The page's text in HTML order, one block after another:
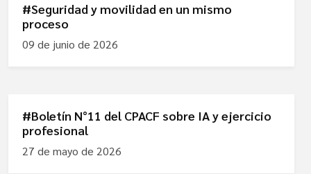
#Seguridad y movilidad en un mismo
proceso
09 de junio de 2026
#Boletín N°11 del CPACF sobre IA y ejercicio
profesional
27 de mayo de 2026